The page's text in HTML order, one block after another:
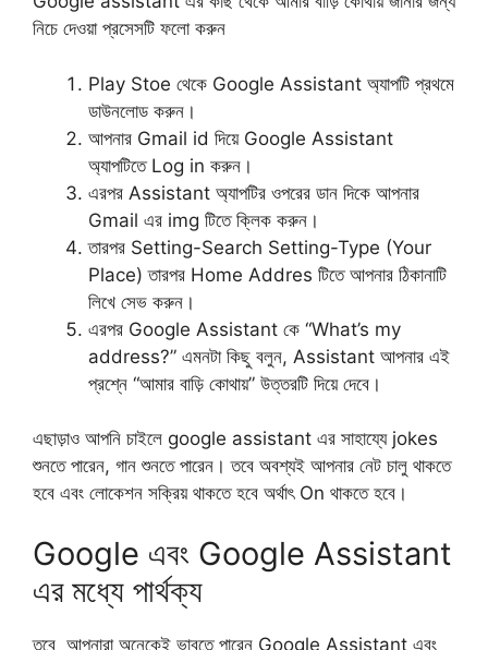
নিচে দেওয়া প্রসেসটি ফলো করুন
Play Stoe থেকে Google Assistant অ্যাপটি প্রথমে
ডাউনলোড করুন।
আপনার Gmail id দিয়ে Google Assistant
অ্যাপটিতে Log in করুন।
এরপর Assistant অ্যাপটির ওপরের ডান দিকে আপনার
Gmail এর img টিতে ক্লিক করুন।
তারপর Setting-Search Setting-Type (Your
Place) তারপর Home Addres টিতে আপনার ঠিকানাটি
লিখে সেভ করুন।
এরপর Google Assistant কে “What’s my
address?” এমনটা কিছু বলুন, Assistant আপনার এই
প্রশ্নে “আমার বাড়ি কোথায়” উত্তরটি দিয়ে দেবে।
এছাড়াও আপনি চাইলে google assistant এর সাহায্যে jokes
শুনতে পারেন, গান শুনতে পারেন। তবে অবশ্যই আপনার নেট চালু থাকতে
হবে এবং লোকেশন সক্রিয় থাকতে হবে অর্থাৎ On থাকতে হবে।
Google এবং Google Assistant
এর মধ্যে পার্থক্য
তবে আপনারা অনেকেই ভাবতে পারেন Google Assistant এবং